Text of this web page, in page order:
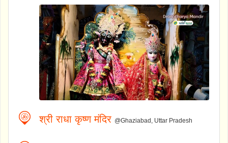
श्री राधा कृष्ण मंदिर @Ghaziabad, Uttar Pradesh